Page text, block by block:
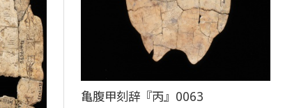
亀腹甲刻辞『丙』0063